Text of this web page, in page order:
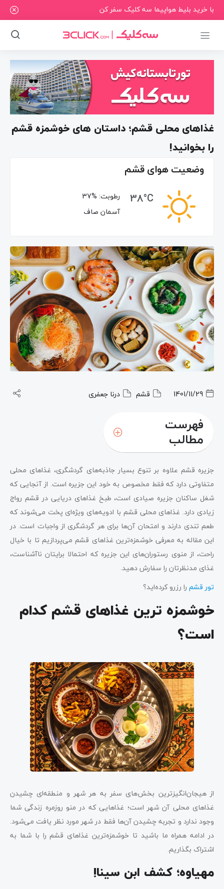
با خرید بلیط هواپیما سه کلیک سفر کن
غذاهای محلی قشم؛ داستان های خوشمزه قشم
را بخوانید!
وضعیت هوای قشم
38°C
رطوبت: 37%
آسمان صاف
1401/11/29 قشم درنا جعفری
فهرست
مطالب
جزیره قشم علاوه بر تنوع بسیار جاذبه‌های گردشگری، غذاهای محلی
متفاوتی دارد که فقط مخصوص به خود این جزیره است. از آنجایی که
شغل ساکنان جزیره صیادی است، طبخ غذاهای دریایی در قشم رواج
زیادی دارد. غذاهای محلی قشم با ادویه‌های ویژه‌ای پخت می‌شوند که
طعم تندی دارند و امتحان آن‌ها برای هر گردشگری از واجبات است. در
این مقاله به معرفی خوشمزه‌ترین غذاهای قشم می‌پردازیم تا با خیال
راحت، از منوی رستوران‌های این جزیره که احتمالا برایتان ناآشناست،
غذای مدنظرتان را سفارش دهید.
تور قشم را رزرو کرده‌اید؟
خوشمزه‌ ترین غذاهای قشم کدام
است؟
از هیجان‌انگیزترین بخش‌های سفر به هر شهر و منطقه‌ای چشیدن
غذاهای محلی آن شهر است؛ غذاهایی که در منو روزمره زندگی شما
وجود ندارد و تجربه چشیدن آن‌ها فقط در شهر مورد نظر یافت می‌شود.
در ادامه همراه ما باشید تا خوشمزه‌ترین غذاهای قشم را با شما به
اشتراک بگذاریم.
مهیاوه؛ کشف ابن سینا!